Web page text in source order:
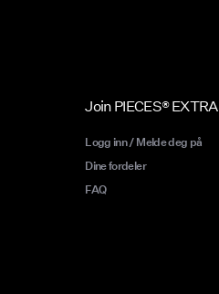
Join PIECES® EXTRA
Logg inn / Melde deg på
Dine fordeler
FAQ